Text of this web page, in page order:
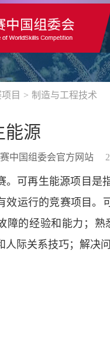
目 > 制造与工程技术
能源
中国组委会官方网站
。可再生能源项目是
效运行的竞赛项目。
障的经验和能力；
人际关系技巧；解决